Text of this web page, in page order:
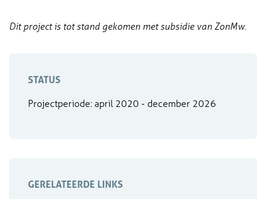
Dit project is tot stand gekomen met subsidie van ZonMw.
STATUS
Projectperiode: april 2020 - december 2026
GERELATEERDE LINKS